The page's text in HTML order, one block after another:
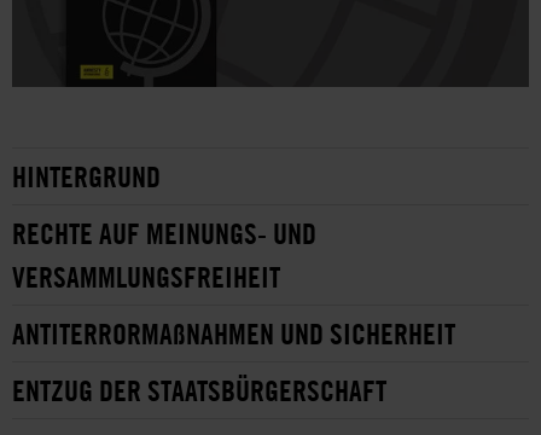
HINTERGRUND
RECHTE AUF MEINUNGS- UND
VERSAMMLUNGSFREIHEIT
ANTITERRORMAßNAHMEN UND SICHERHEIT
ENTZUG DER STAATSBÜRGERSCHAFT